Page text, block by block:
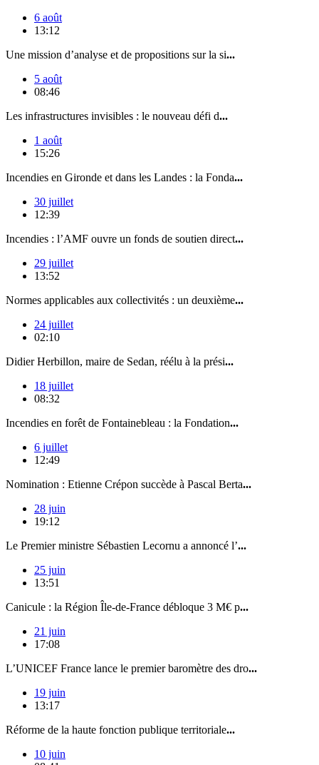
6 août
13:12
Une mission d’analyse et de propositions sur la si...
5 août
08:46
Les infrastructures invisibles : le nouveau défi d...
1 août
15:26
Incendies en Gironde et dans les Landes : la Fonda...
30 juillet
12:39
Incendies : l’AMF ouvre un fonds de soutien direct...
29 juillet
13:52
Normes applicables aux collectivités : un deuxième...
24 juillet
02:10
Didier Herbillon, maire de Sedan, réélu à la prési...
18 juillet
08:32
Incendies en forêt de Fontainebleau : la Fondation...
6 juillet
12:49
Nomination : Etienne Crépon succède à Pascal Berta...
28 juin
19:12
Le Premier ministre Sébastien Lecornu a annoncé l’...
25 juin
13:51
Canicule : la Région Île-de-France débloque 3 M€ p...
21 juin
17:08
L’UNICEF France lance le premier baromètre des dro...
19 juin
13:17
Réforme de la haute fonction publique territoriale...
10 juin